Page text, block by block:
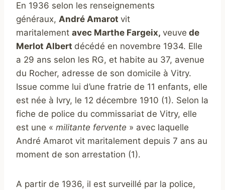
En 1936 selon les renseignements
généraux, André Amarot vit
maritalement avec Marthe Fargeix, veuve de
Merlot Albert décédé en novembre 1934. Elle
a 29 ans selon les RG, et habite au 37, avenue
du Rocher, adresse de son domicile à Vitry.
Issue comme lui d’une fratrie de 11 enfants, elle
est née à Ivry, le 12 décembre 1910 (1). Selon la
fiche de police du commissariat de Vitry, elle
est une « militante fervente » avec laquelle
André Amarot vit maritalement depuis 7 ans au
moment de son arrestation (1).
A partir de 1936, il est surveillé par la police,